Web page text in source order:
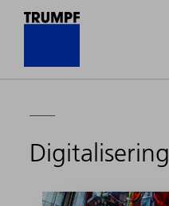
Digitalisering